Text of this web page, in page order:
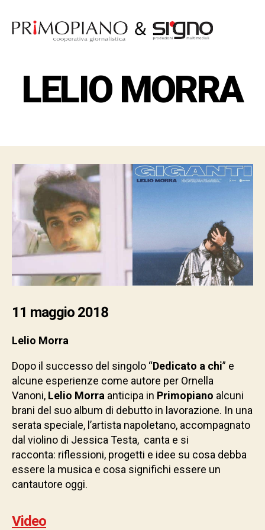
Cooperativa
giornalistica
Categorie
ARTE IN PRIMOPIANO
LELIO MORRA
11 maggio 2018
Lelio Morra
Dopo il successo del singolo “Dedicato a chi” e
alcune esperienze come autore per Ornella
Vanoni, Lelio Morra anticipa in Primopiano alcuni
brani del suo album di debutto in lavorazione. In una
serata speciale, l’artista napoletano, accompagnato
dal violino di Jessica Testa, canta e si
racconta: riflessioni, progetti e idee su cosa debba
essere la musica e cosa significhi essere un
cantautore oggi.
Video